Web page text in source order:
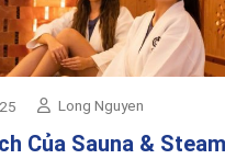
Long Nguyen
Của Sauna &